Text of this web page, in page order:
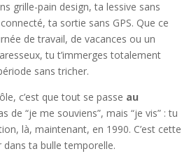
grille-pain design, ta lessive sans
ta sortie sans GPS. Que ce
de travail, de vacances ou un
tu t’immerges totalement
sans tricher.
c’est que tout se passe au
de “je me souviens”, mais “je vis” : tu
là, maintenant, en 1990. C’est cette
ta bulle temporelle.